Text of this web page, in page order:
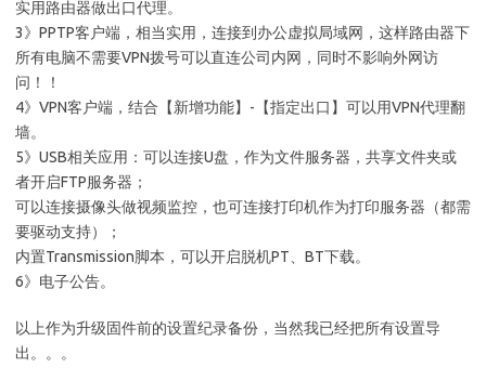
实用路由器做出口代理。
3》PPTP客户端，相当实用，连接到办公虚拟局域网，这样路由器下
所有电脑不需要VPN拨号可以直连公司内网，同时不影响外网访
问！！
4》VPN客户端，结合【新增功能】-【指定出口】可以用VPN代理翻
墙。
5》USB相关应用：可以连接U盘，作为文件服务器，共享文件夹或
者开启FTP服务器；
可以连接摄像头做视频监控，也可连接打印机作为打印服务器（都需
要驱动支持）；
内置Transmission脚本，可以开启脱机PT、BT下载。
6》电子公告。
以上作为升级固件前的设置纪录备份，当然我已经把所有设置导
出。。。